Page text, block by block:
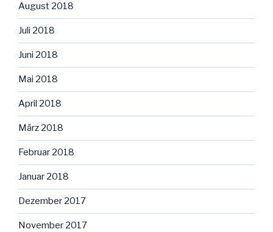
August 2018
Juli 2018
Juni 2018
Mai 2018
April 2018
März 2018
Februar 2018
Januar 2018
Dezember 2017
November 2017